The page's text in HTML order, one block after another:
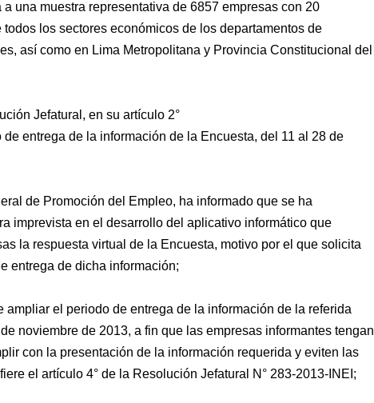
una muestra representativa de 6857 empresas con 20
todos los sectores económicos de los departamentos de
así como en Lima Metropolitana y Provincia Constitucional del
Jefatural, en su artículo 2°
entrega de la información de la Encuesta, del 11 al 28 de
de Promoción del Empleo, ha informado que se ha
imprevista en el desarrollo del aplicativo informático que
la respuesta virtual de la Encuesta, motivo por el que solicita
entrega de dicha información;
ampliar el periodo de entrega de la información de la referida
noviembre de 2013, a fin que las empresas informantes tengan
con la presentación de la información requerida y eviten las
el artículo 4° de la Resolución Jefatural N° 283-2013-INEI;